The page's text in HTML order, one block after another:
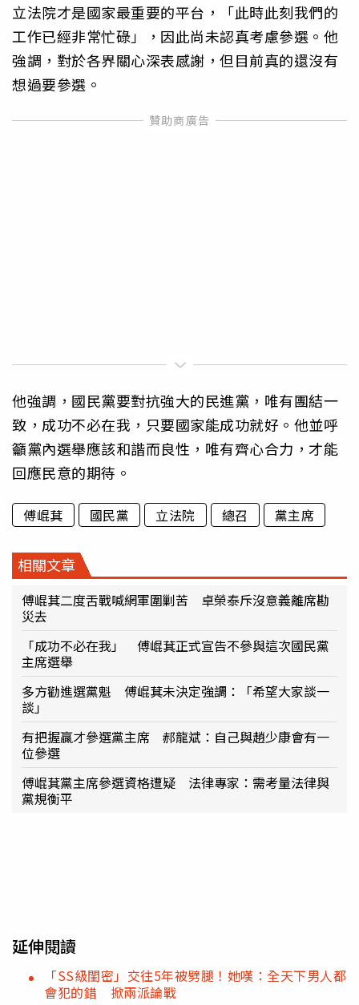
立法院才是國家最重要的平台，「此時此刻我們的
工作已經非常忙碌」，因此尚未認真考慮參選。他
強調，對於各界關心深表感謝，但目前真的還沒有
想過要參選。
他強調，國民黨要對抗強大的民進黨，唯有團結一
致，成功不必在我，只要國家能成功就好。他並呼
籲黨內選舉應該和諧而良性，唯有齊心合力，才能
回應民意的期待。
傅崐萁 國民黨 立法院 總召 黨主席
相關文章
傅崐萁二度舌戰喊網軍圍剿苦 卓榮泰斥沒意義離席勘
災去
「成功不必在我」 傅崐萁正式宣告不參與這次國民黨
主席選舉
多方勸進選黨魁 傅崐萁未決定強調：「希望大家談一
談」
有把握贏才參選黨主席 郝龍斌：自己與趙少康會有一
位參選
傅崐萁黨主席參選資格遭疑 法律專家：需考量法律與
黨規衡平
延伸閱讀
「SS級閨密」交往5年被劈腿！她嘆：全天下男人都
會犯的錯 掀兩派論戰